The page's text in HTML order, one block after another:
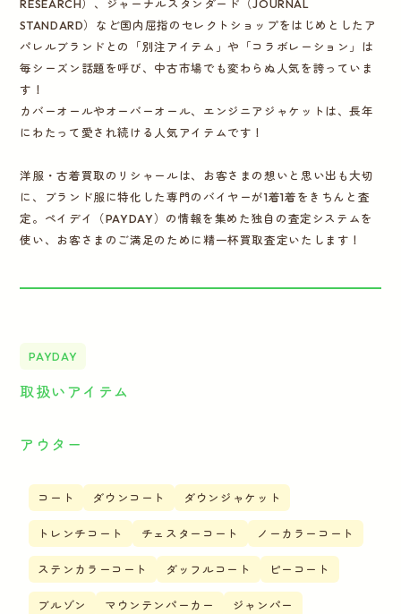
RESEARCH）、ジャーナルスタンダード（JOURNAL
STANDARD）など国内屈指のセレクトショップをはじめとしたア
パレルブランドとの「別注アイテム」や「コラボレーション」は
毎シーズン話題を呼び、中古市場でも変わらぬ人気を誇っていま
す！
カバーオールやオーバーオール、エンジニアジャケットは、長年
にわたって愛され続ける人気アイテムです！
洋服・古着買取のリシャールは、お客さまの想いと思い出も大切
に、ブランド服に特化した専門のバイヤーが1着1着をきちんと査
定。ペイデイ（PAYDAY）の情報を集めた独自の査定システムを
使い、お客さまのご満足のために精一杯買取査定いたします！
PAYDAY
取扱いアイテム
アウター
コート ダウンコート ダウンジャケット
トレンチコート チェスターコート ノーカラーコート
ステンカラーコート ダッフルコート ピーコート
ブルゾン マウンテンパーカー ジャンパー